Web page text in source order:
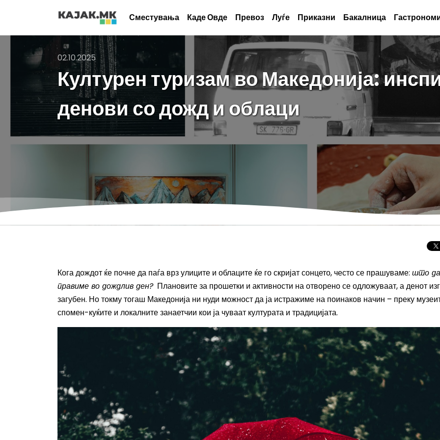
Сместувања Каде Овде Превоз Луѓе Приказни Бакалница
02.10.2025
Културен туризам во Македонија:
денови со дожд и облаци
Кога дождот ќе почне да паѓа врз улиците и облаците ќе го скријат сонцето, често се прашуваме: што да
правиме во дождлив ден?Плановите за прошетки и активности на отворено се одложуваат, а денот
загубен. Но токму тогаш Македонија ни нуди можност да ја истражиме на поинаков начин – преку
спомен-куќите и локалните занаетчии кои ја чуваат културата и традицијата.
Сонцето 2026:
во Европа